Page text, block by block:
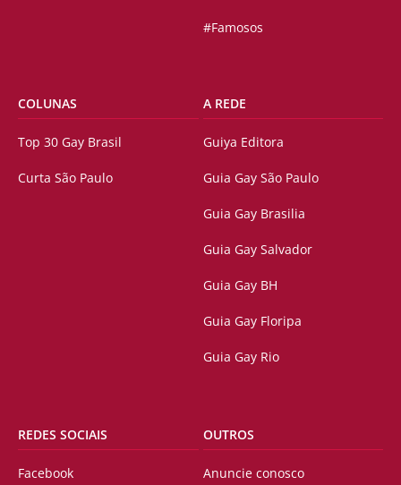
#Famosos
COLUNAS
Top 30 Gay Brasil
Curta São Paulo
A REDE
Guiya Editora
Guia Gay São Paulo
Guia Gay Brasilia
Guia Gay Salvador
Guia Gay BH
Guia Gay Floripa
Guia Gay Rio
REDES SOCIAIS
Facebook
OUTROS
Anuncie conosco